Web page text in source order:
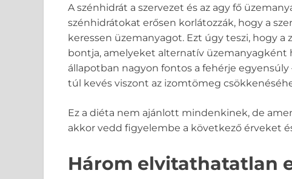
A szénhidrát a szervezet és az agy fő
szénhidrátokat erősen korlátozzák, hogy a
keressen üzemanyagot. Ezt úgy teszi, hogy
bontja, amelyeket alternatív üzemanyagként
állapotban nagyon fontos a fehérje
túl kevés viszont az izomtömeg
Ez a diéta nem ajánlott mindenkinek, de
akkor vedd figyelembe a következő érveket
Három elvitathatatlan